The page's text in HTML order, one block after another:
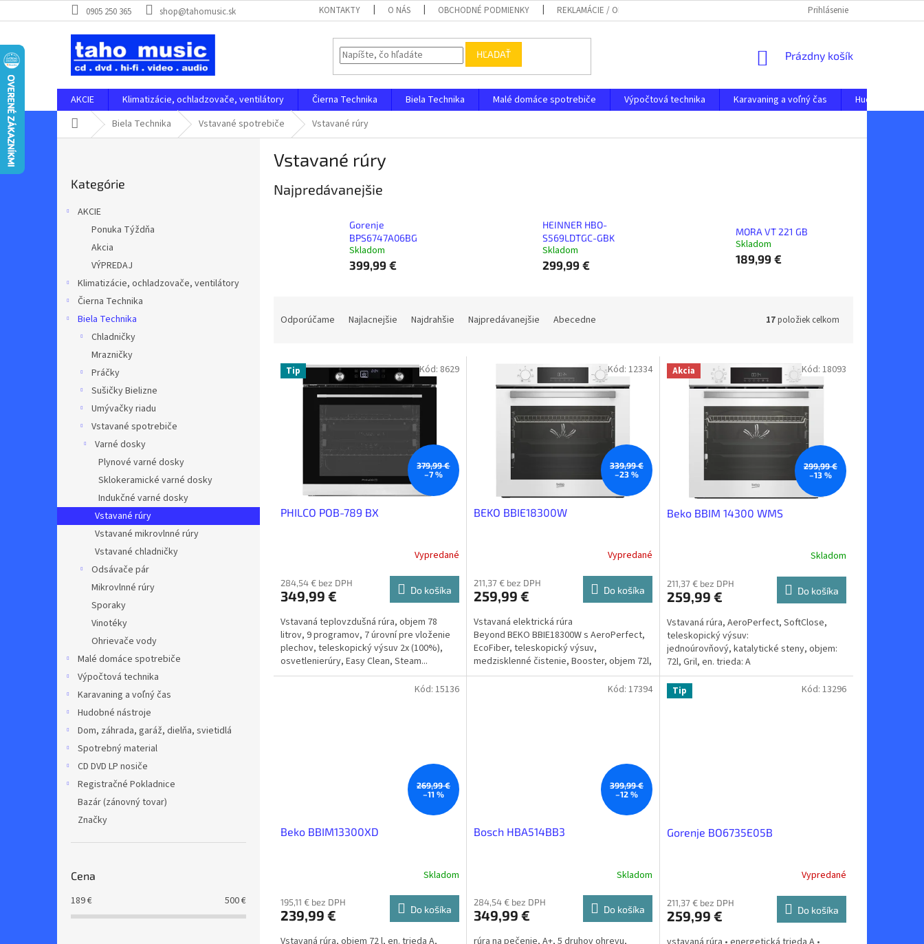
na
0905 250 365 shop@tahomusic.sk KONTAKTY O NÁS OBCHODNÉ PODMIENKY REKLAMÁCIE / ODSTÚPENIE OD ZMLUVY OCHRANA OSOBNÝCH ÚDAJOV
Prihlásenie
HĽADAŤ
NÁKUPNÝ
Prázdny košík
AKCIE Klimatizácie, ochladzovače, ventilátory Čierna Technika Biela Technika Malé domáce spotrebiče Výpočtová technika Karavaning a voľný čas
Hudobné
DomovBiela Technika Vstavané spotrebiče Vstavané rúry
kategórie
Kategórie
AKCIE
Ponuka Týždňa
Akcia
VÝPREDAJ
Klimatizácie, ochladzovače, ventilátory
Čierna Technika
Biela Technika
Chladničky
Mrazničky
Práčky
Sušičky Bielizne
Umývačky riadu
Vstavané spotrebiče
Varné dosky
Plynové varné dosky
Sklokeramické varné dosky
Indukčné varné dosky
Vstavané rúry
Vstavané mikrovlnné rúry
Vstavané chladničky
Odsávače pár
Mikrovlnné rúry
Sporaky
Vinotéky
Ohrievače vody
Malé domáce spotrebiče
Výpočtová technika
Karavaning a voľný čas
Hudobné nástroje
Dom, záhrada, garáž, dielňa, svietidlá
Spotrebný material
CD DVD LP nosiče
Registračné Pokladnice
Bazár (zánovný tovar)
Značky
Cena
189€ 500€
Vstavané rúry
Najpredávanejšie
Gorenje
BPS6747A06BG
Skladom
399,99 €
HEINNER HBO-
S569LDTGC-GBK
Skladom
299,99 €
MORA VT 221 GB
Skladom
189,99 €
n
Odporúčame Najlacnejšie Najdrahšie Najpredávanejšie Abecedne 17položiek celkom
V Tip
379,99 €
–7 %
PHILCO POB-789 BX
Vypredané
284,54 € bez DPH
349,99 € Do košíka
Vstavaná teplovzdušná rúra, objem 78
litrov, 9 programov, 7 úrovní pre vloženie
plechov, teleskopický výsuv 2x (100%),
osvetlenierúry, Easy Clean, Steam...
Kód: 8629
339,99 €
–23 %
BEKO BBIE18300W
Vypredané
211,37 € bez DPH
259,99 € Do košíka
Vstavaná elektrická rúra
Beyond BEKO BBIE18300W s AeroPerfect,
EcoFiber, teleskopický výsuv,
medzisklenné čistenie, Booster, objem 72l,
energetická...
Kód: 12334 Akcia
299,99 €
–13 %
Beko BBIM 14300 WMS
Skladom
211,37 € bez DPH
259,99 € Do košíka
Vstavaná rúra, AeroPerfect, SoftClose,
teleskopický výsuv:
jednoúrovňový, katalytické steny, objem:
72l, Gril, en. trieda: A
Kód: 18093
269,99 €
–11 %
Beko BBIM13300XD
Skladom
195,11 € bez DPH
239,99 € Do košíka
Kód: 15136
399,99 €
–12 %
Bosch HBA514BB3
Skladom
284,54 € bez DPH
349,99 € Do košíka
Kód: 17394 Tip
Gorenje BO6735E05B
Vypredané
211,37 € bez DPH
259,99 € Do košíka
Kód: 13296